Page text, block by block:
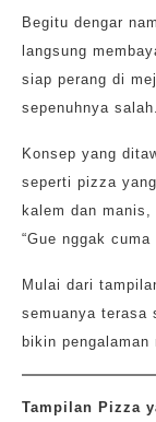
Begitu dengar
langsung
siap perang di
sepenuhnya salah.
Konsep yang
seperti pizza
kalem dan
“Gue nggak
Mulai dari
semuanya terasa
bikin
Tampilan Pizza